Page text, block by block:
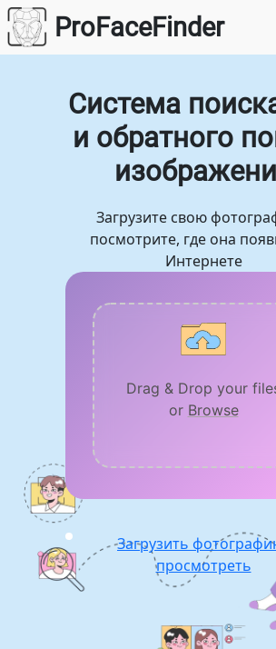
Перейти
содержимому
ProFaceFinder
Система
и обратного
Загрузите свою
посмотрите, где она
Интернете
Drag & Drop your
or Browse
Загрузить
просмотреть